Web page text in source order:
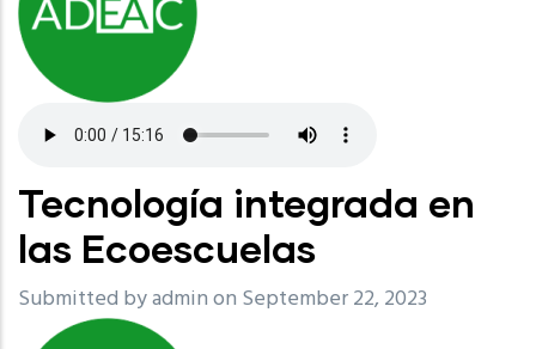
Tecnología integrada en
las Ecoescuelas
Submitted byadminon September 22, 2023